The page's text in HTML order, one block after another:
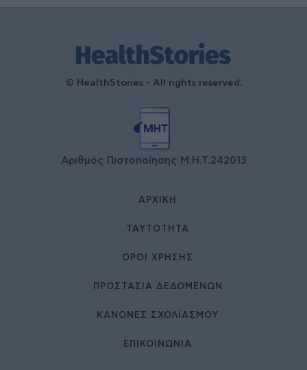
© HealthStories - All rights reserved.
Αριθμός Πιστοποίησης Μ.Η.Τ.242013
ΑΡΧΙΚΉ
ΤΑΥΤΌΤΗΤΑ
ΌΡΟΙ ΧΡΉΣΗΣ
ΠΡΟΣΤΑΣΙΑ ΔΕΔΟΜΕΝΩΝ
ΚΑΝΟΝΕΣ ΣΧΟΛΙΑΣΜΟΥ
ΕΠΙΚΟΙΝΩΝΊΑ